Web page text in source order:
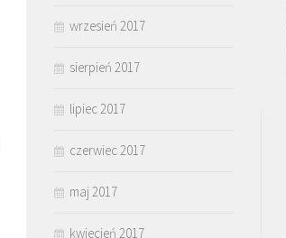
wrzesień 2017
sierpień 2017
lipiec 2017
czerwiec 2017
maj 2017
kwiecień 2017